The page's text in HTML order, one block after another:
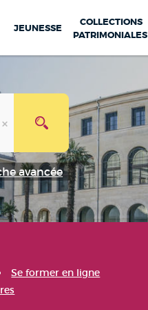
JEUNESSE
COLLECTIONS
PATRIMONIALES
avancée
Se former en ligne